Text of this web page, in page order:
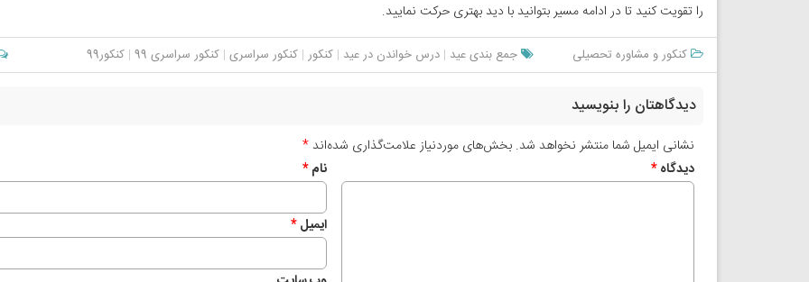
را تقویت کنید تا در ادامه مسیر بتوانید با دید بهتری حرکت نمایید.
کنکور و مشاوره تحصیلی جمع بندی عید |درس خواندن در عید |کنکور |کنکور سراسری |کنکور سراسری 99 |کنکور99
دیدگاهتان را بنویسید
نشانی ایمیل شما منتشر نخواهد شد. بخش‌های موردنیاز علامت‌گذاری شده‌اند*
دیدگاه* نام*
ایمیل*